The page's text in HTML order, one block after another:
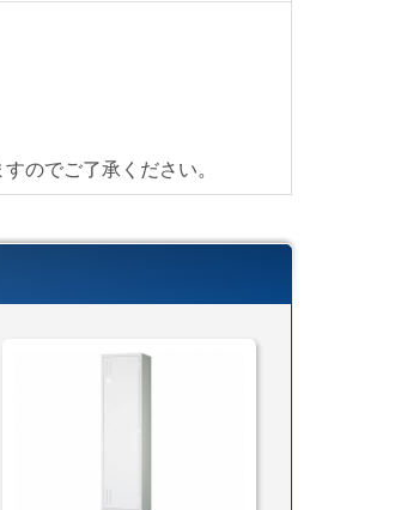
る際には、網棚を外す事もでき
のでご了承ください。